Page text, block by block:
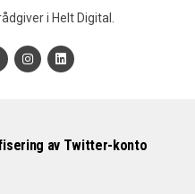
i Helt Digital.
av Twitter-konto